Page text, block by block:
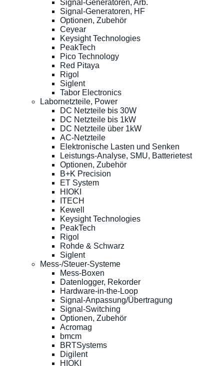
Signal-Generatoren, Arb.
Signal-Generatoren, HF
Optionen, Zubehör
Ceyear
Keysight Technologies
PeakTech
Pico Technology
Red Pitaya
Rigol
Siglent
Tabor Electronics
Labornetzteile, Power
DC Netzteile bis 30W
DC Netzteile bis 1kW
DC Netzteile über 1kW
AC-Netzteile
Elektronische Lasten und Senken
Leistungs-Analyse, SMU, Batterietest
Optionen, Zubehör
B+K Precision
ET System
HIOKI
ITECH
Kewell
Keysight Technologies
PeakTech
Rigol
Rohde & Schwarz
Siglent
Mess-/Steuer-Systeme
Mess-Boxen
Datenlogger, Rekorder
Hardware-in-the-Loop
Signal-Anpassung/Übertragung
Signal-Switching
Optionen, Zubehör
Acromag
bmcm
BRTSystems
Digilent
HIOKI